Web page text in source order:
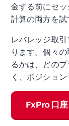
金する前にセ
計算の両方を試
レバレッジ取
ります。個々
るかは、どの
く、ポジショ
FxPro 口